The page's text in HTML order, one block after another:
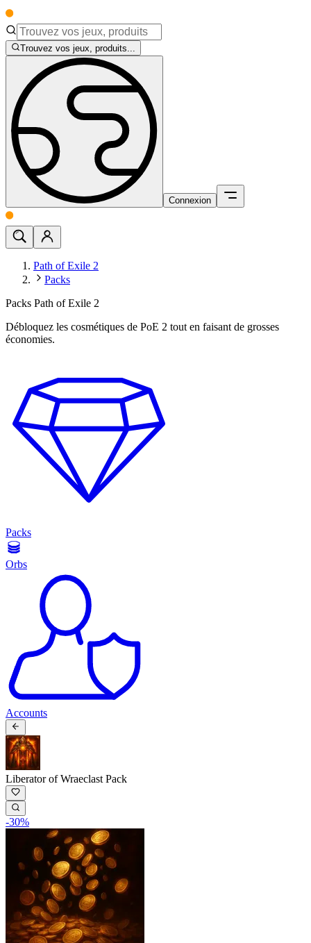
Trouvez vos jeux, produits...
Connexion
Path of Exile 2
Packs
Packs Path of Exile 2
Débloquez les cosmétiques de PoE 2 tout en faisant de grosses
économies.
Packs
Orbs
Accounts
Liberator of Wraeclast Pack
-30%